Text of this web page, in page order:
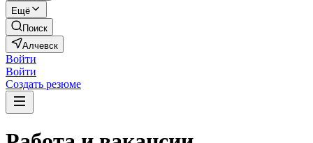
Ещё
Поиск
Алчевск
Войти
Войти
Создать резюме